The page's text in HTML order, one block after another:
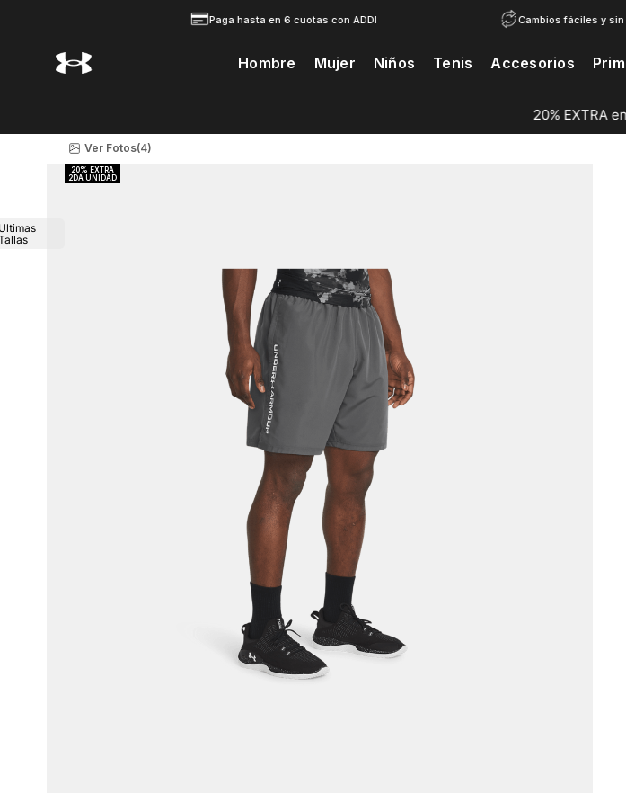
Paga hasta en 6 cuotas con ADDI Cambios fáciles y
Hombre Mujer Niños Tenis Accesorios
20% EXTRA en segunda
Ver Fotos(4)